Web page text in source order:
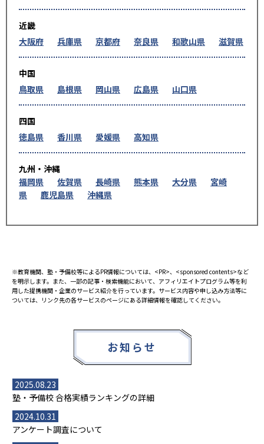
近畿
大阪府
兵庫県 京都府 奈良県 和歌山県 滋賀県
中国
鳥取県
島根県 岡山県 広島県 山口県
四国
徳島県
香川県 愛媛県 高知県
九州・沖縄
福岡県
佐賀県 長崎県 熊本県 大分県
宮崎
県
鹿児島県 沖縄県
※教育機関、塾・予備校等によるPR情報については、<PR>、<sponsored contents>など
を明示します。また、一部の記事・検索機能において、アフィリエイトプログラム等を利
用した提携機関・企業のサービス紹介を行っています。サービス内容や申し込み方法等に
ついては、リンク先の各サービスのページにある詳細情報を確認してください。
お知らせ
2025.08.23
塾・予備校 合格実績ランキングの詳細
2024.10.31
アンケート調査について